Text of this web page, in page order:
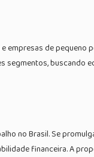
de pequeno
buscando
no Brasil. Se
financeira. A